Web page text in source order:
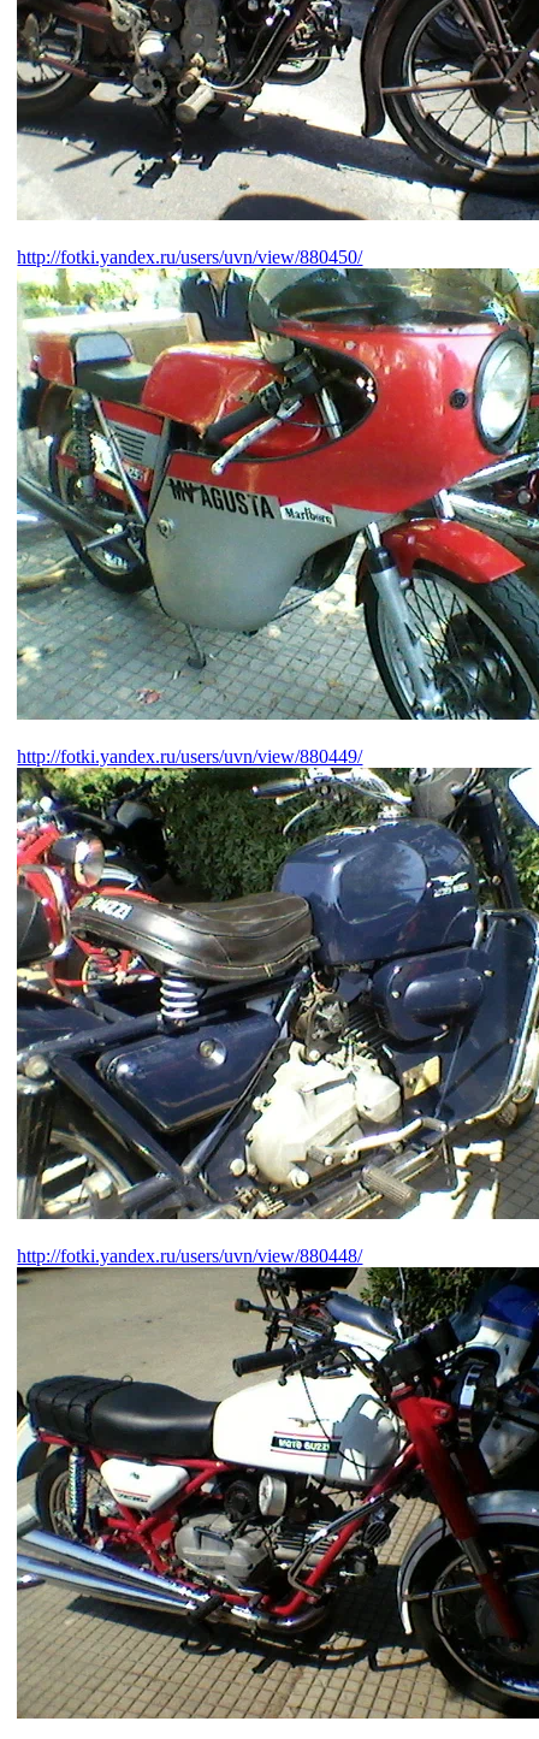
http://fotki.yandex.ru/users/uvn/view/880450/
http://fotki.yandex.ru/users/uvn/view/880449/
http://fotki.yandex.ru/users/uvn/view/880448/